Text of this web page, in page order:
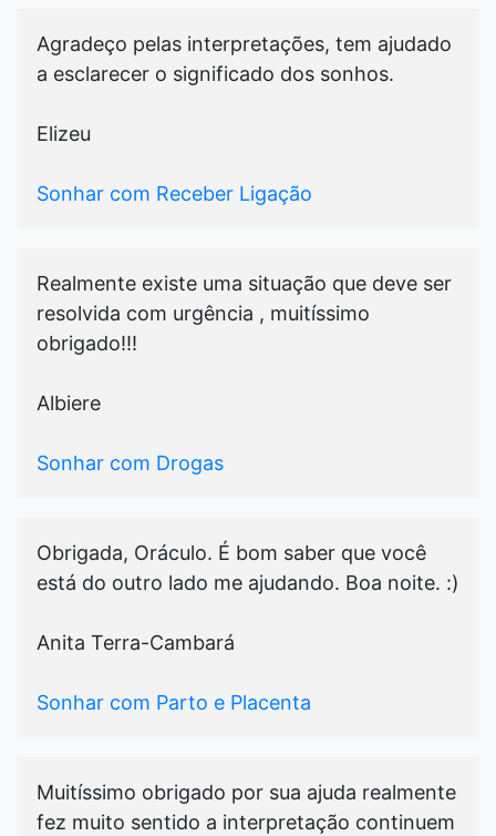
Agradeço pelas interpretações, tem ajudado
a esclarecer o significado dos sonhos.
Elizeu
Sonhar com Receber Ligação
Realmente existe uma situação que deve ser
resolvida com urgência , muitíssimo
obrigado!!!
Albiere
Sonhar com Drogas
Obrigada, Oráculo. É bom saber que você
está do outro lado me ajudando. Boa noite. :)
Anita Terra-Cambará
Sonhar com Parto e Placenta
Muitíssimo obrigado por sua ajuda realmente
fez muito sentido a interpretação continuem